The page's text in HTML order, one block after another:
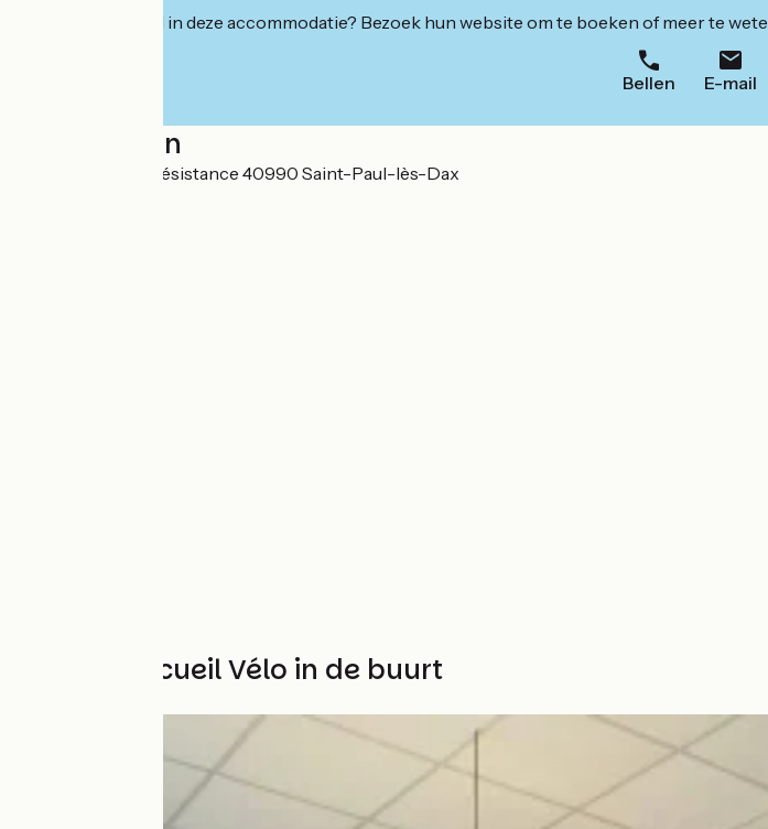
Geïnteresseerd in deze accommodatie? Bezoek hun website om te boeken of meer te
Bellen E-mail
Localisation
573 avenue de la résistance 40990 Saint-Paul-lès-Dax
Andere Accueil Vélo in de buurt